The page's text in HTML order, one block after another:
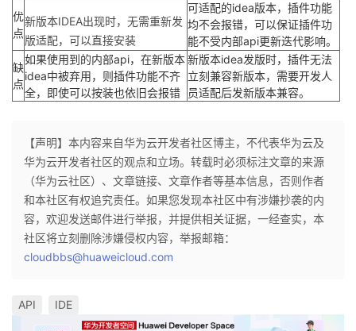
优
点
新版本IDEA出现时，无需重新发
版适配，可以直接安装
可适配的idea版本，插件功能
均不会报错，可以保证插件功
能不受内部api更新迭代影响。
缺
点
如果使用到的内部api，在新版本
idea中被弃用，则插件功能不齐
全，即使可以按装也依旧会报错
新版本idea发版时，插件无法
立刻兼容新版本，需要开发人
员适配后发新版本兼容。
【声明】本内容来自华为云开发者社区博主，不代表华为云及
华为云开发者社区的观点和立场。转载时必须标注文章的来源
（华为云社区）、文章链接、文章作者等基本信息，否则作者
和本社区有权追究责任。如果您发现本社区中有涉嫌抄袭的内
容，欢迎发送邮件进行举报，并提供相关证据，一经查实，本
社区将立刻删除涉嫌侵权内容，举报邮箱：
cloudbbs@huaweicloud.com
API IDE